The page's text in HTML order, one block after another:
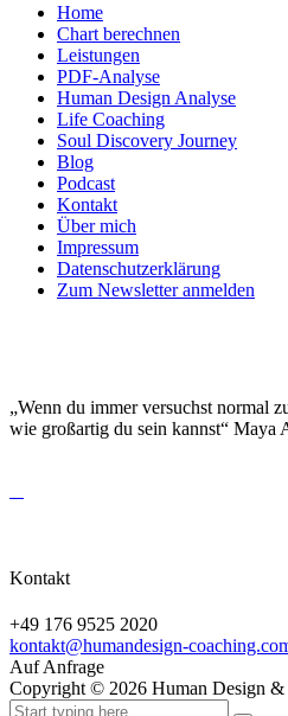
Home
Chart berechnen
Leistungen
PDF-Analyse
Human Design Analyse
Life Coaching
Soul Discovery Journey
Blog
Podcast
Kontakt
Über mich
Impressum
Datenschutzerklärung
Zum Newsletter anmelden
„Wenn du immer versuchst normal
wie großartig du sein kannst“ Maya
Kontakt
+49 176 9525 2020
kontakt@humandesign-
Auf Anfrage
Copyright © 2026 Human Design &